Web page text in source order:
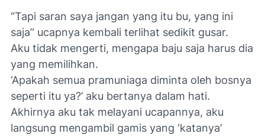
“Tapi saran saya jangan yang itu bu, yang ini
saja” ucapnya kembali terlihat sedikit gusar.
Aku tidak mengerti, mengapa baju saja harus dia
yang memilihkan.
‘Apakah semua pramuniaga diminta oleh bosnya
seperti itu ya?’ aku bertanya dalam hati.
Akhirnya aku tak melayani ucapannya, aku
langsung mengambil gamis yang ‘katanya’